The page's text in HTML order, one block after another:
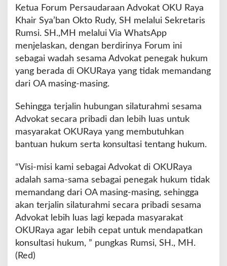
d
v
o
a
t
O
a
y
a
n
g
S
a
t
u
Ketua Forum Persaudaraan Advokat OKU Raya
Khair Sya’ban Okto Rudy, SH melalui Sekretaris
Rumsi. SH.,MH melalui Via WhatsApp
menjelaskan, dengan berdirinya Forum ini
sebagai wadah sesama Advokat penegak hukum
yang berada di OKURaya yang tidak memandang
dari OA masing-masing.
Sehingga terjalin hubungan silaturahmi sesama
Advokat secara pribadi dan lebih luas untuk
masyarakat OKURaya yang membutuhkan
bantuan hukum serta konsultasi tentang hukum.
“Visi-misi kami sebagai Advokat di OKURaya
adalah sama-sama sebagai penegak hukum tidak
memandang dari OA masing-masing, sehingga
akan terjalin silaturahmi secara pribadi sesama
Advokat lebih luas lagi kepada masyarakat
OKURaya agar lebih cepat untuk mendapatkan
konsultasi hukum, ” pungkas Rumsi, SH., MH.
(Red)